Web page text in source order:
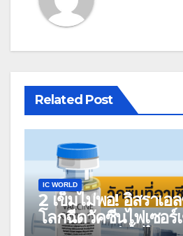
Related Post
IC WORLD
2 เข็มไม่พอ! อิสราเอ
โลกฉีดวัคซีนไฟเซอร์